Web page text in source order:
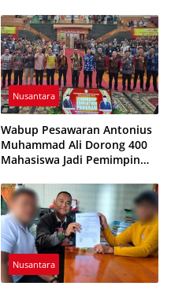
Karakter Generasi Muda
Nusantara
Wabup Pesawaran Antonius
Muhammad Ali Dorong 400
Mahasiswa Jadi Pemimpin
Nusantara